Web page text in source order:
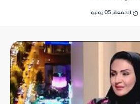
الجمعة, 05 يونيو